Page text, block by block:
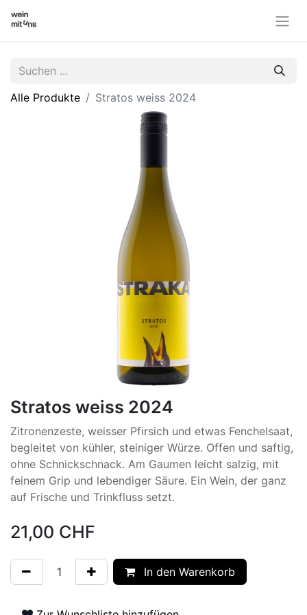
Alle Produkte Stratos weiss 2024
Stratos weiss 2024
Zitronenzeste, weisser Pfirsich und etwas Fenchelsaat,
begleitet von kühler, steiniger Würze. Offen und saftig,
ohne Schnickschnack. Am Gaumen leicht salzig, mit
feinem Grip und lebendiger Säure. Ein Wein, der ganz
auf Frische und Trinkfluss setzt.
21,00 CHF
In den Warenkorb